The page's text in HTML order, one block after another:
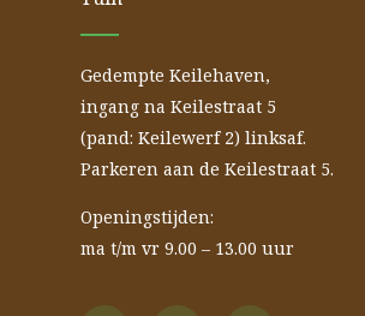
Gedempte Keilehaven,
ingang na Keilestraat 5
(pand: Keilewerf 2) linksaf.
Parkeren aan de Keilestraat 5.
Openingstijden:
ma t/m vr 9.00 – 13.00 uur